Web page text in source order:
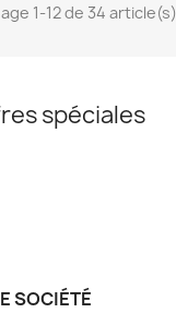
1-12 de 34 article(s)
spéciales
SOCIÉTÉ